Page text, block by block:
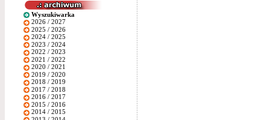
Wyszukiwarka
2026 / 2027
2025 / 2026
2024 / 2025
2023 / 2024
2022 / 2023
2021 / 2022
2020 / 2021
2019 / 2020
2018 / 2019
2017 / 2018
2016 / 2017
2015 / 2016
2014 / 2015